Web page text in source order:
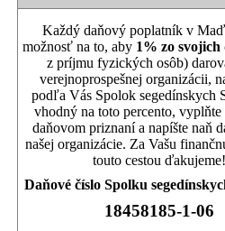
Každý daňový poplatník v
možnosť na to, aby 1% zo svojich
z príjmu fyzických osôb)
verejnoprospešnej organizácii,
podľa Vás Spolok segedínskych
vhodný na toto percento,
daňovom priznaní a napíšte naň
našej organizácie. Za Vašu
touto cestou ďakujeme!
Daňové číslo Spolku
18458185-1-06